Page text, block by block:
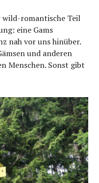
wild-romantische Teil
eine Gams
nah vor uns hinüber.
und anderen
Menschen. Sonst gibt